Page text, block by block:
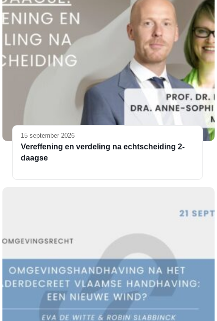
15 september 2026
Vereffening en verdeling na echtscheiding 2-
daagse